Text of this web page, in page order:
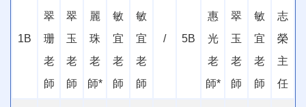
1B
翠
珊
老
師
翠
玉
老
師
麗
珠
老
師*
敏
宜
老
師
敏
宜
老
師
/ 5B
惠
光
老
師*
翠
玉
老
師
敏
宜
老
師
志
榮
主
任